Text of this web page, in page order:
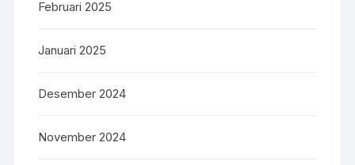
Februari 2025
Januari 2025
Desember 2024
November 2024